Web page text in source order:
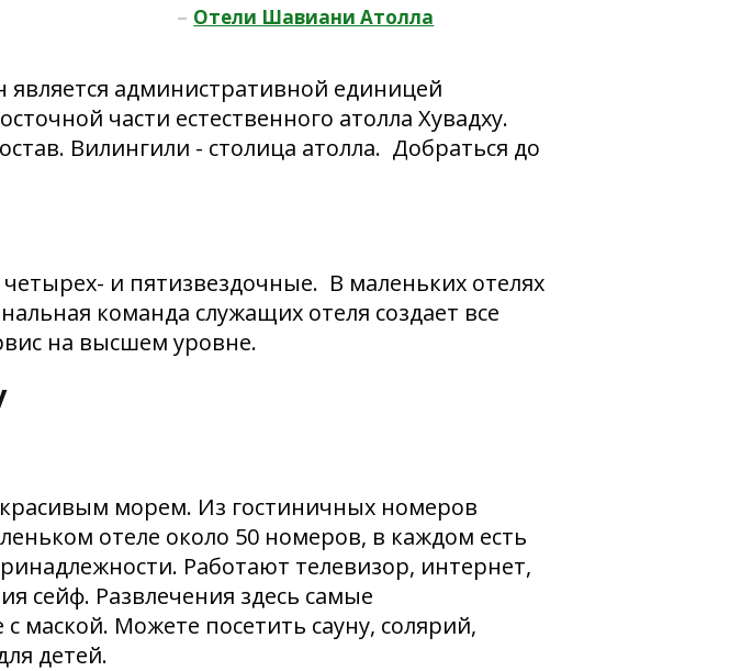
– Отели Шавиани Атолла
административной единицей
части естественного атолла Хувадху.
Вилингили - столица атолла. Добраться до
и пятизвездочные. В маленьких отелях
команда служащих отеля создает все
на высшем уровне.
морем. Из гостиничных номеров
отеле около 50 номеров, в каждом есть
Работают телевизор, интернет,
сейф. Развлечения здесь самые
маской. Можете посетить сауну, солярий,
детей.